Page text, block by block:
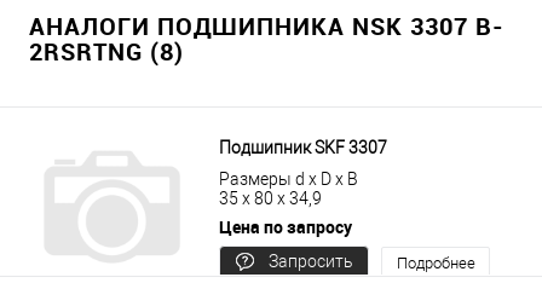
АНАЛОГИ ПОДШИПНИКА NSK 3307 B-
2RSRTNG (8)
Подшипник SKF 3307
Размеры d x D x B
35 x 80 x 34,9
Цена по запросу
Запросить
Подробнее